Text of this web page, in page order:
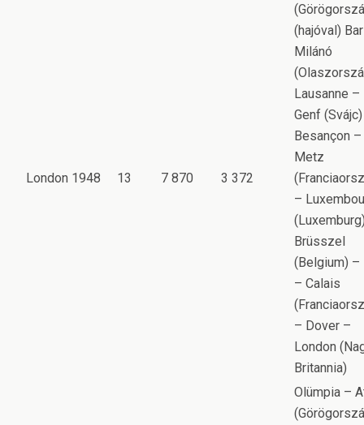
London 1948 13 7 870 3 372
(hajóval)
Milánó
Lausanne –
Genf
Besançon –
Metz
–
Brüsszel
(Belgium) –
– Calais
– Dover –
London
Britannia)
Olümpia –